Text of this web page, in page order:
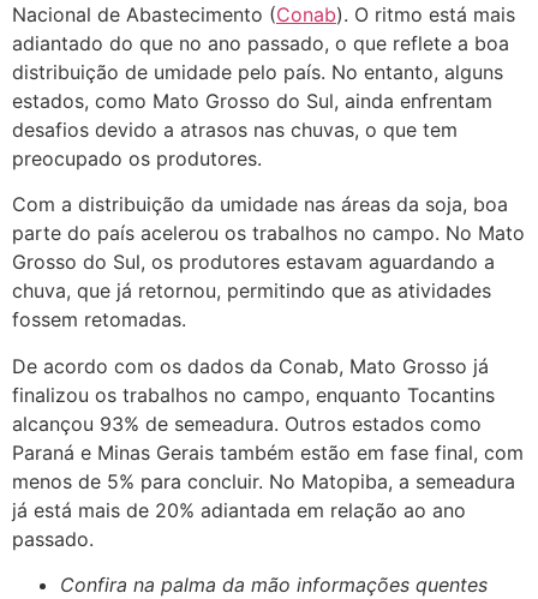
Nacional de Abastecimento (Conab). O ritmo está mais
adiantado do que no ano passado, o que reflete a boa
distribuição de umidade pelo país. No entanto, alguns
estados, como Mato Grosso do Sul, ainda enfrentam
desafios devido a atrasos nas chuvas, o que tem
preocupado os produtores.
Com a distribuição da umidade nas áreas da soja, boa
parte do país acelerou os trabalhos no campo. No Mato
Grosso do Sul, os produtores estavam aguardando a
chuva, que já retornou, permitindo que as atividades
fossem retomadas.
De acordo com os dados da Conab, Mato Grosso já
finalizou os trabalhos no campo, enquanto Tocantins
alcançou 93% de semeadura. Outros estados como
Paraná e Minas Gerais também estão em fase final, com
menos de 5% para concluir. No Matopiba, a semeadura
já está mais de 20% adiantada em relação ao ano
passado.
Confira na palma da mão informações quentes